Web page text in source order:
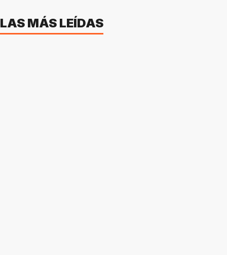
LAS MÁS LEÍDAS